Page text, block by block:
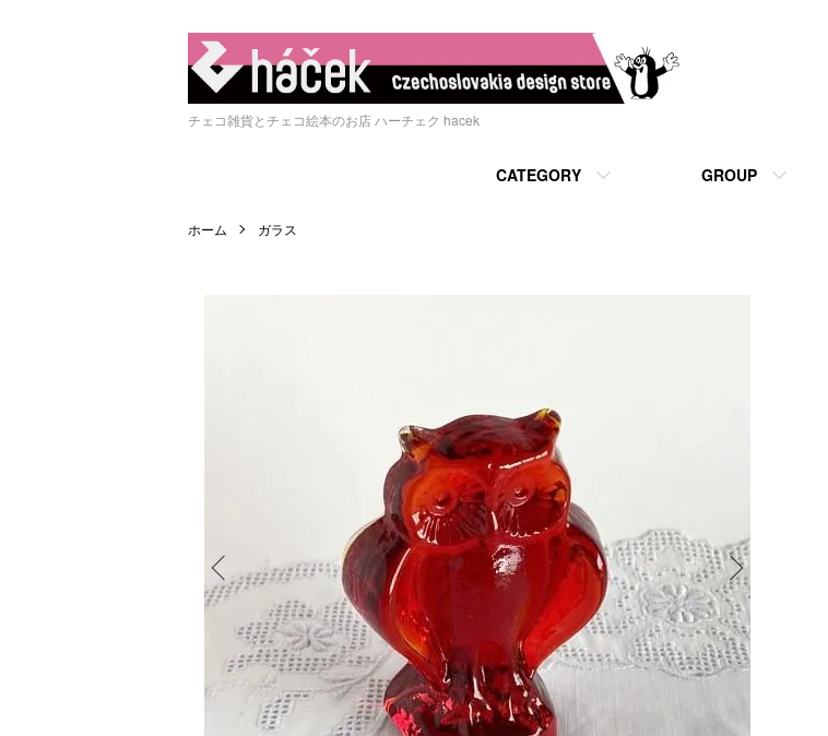
チェコ雑貨とチェコ絵本のお店 ハーチェク hacek
CATEGORY GROUP
ホーム ガラス